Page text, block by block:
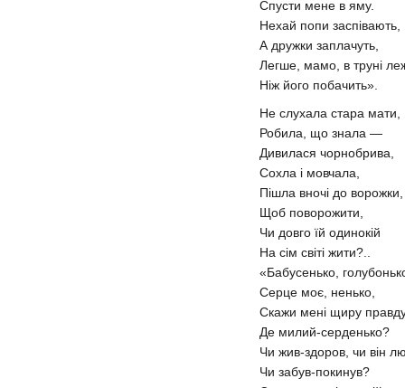
Спусти мене в яму.
Нехай попи заспівають,
А дружки заплачуть,
Легше, мамо, в труні
Ніж його побачить».
Не слухала стара мати,
Робила, що знала —
Дивилася чорнобрива,
Сохла і мовчала,
Пішла вночі до ворожки,
Щоб поворожити,
Чи довго їй одинокій
На сім світі жити?..
«Бабусенько,
Серце моє, ненько,
Скажи мені щиру
Де милий-серденько?
Чи жив-здоров, чи він
Чи забув-покинув?